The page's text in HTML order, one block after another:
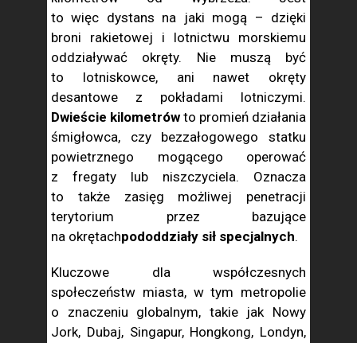
to więc dystans na jaki mogą – dzięki
broni rakietowej i lotnictwu morskiemu
oddziaływać okręty. Nie muszą być
to lotniskowce, ani nawet okręty
desantowe z pokładami lotniczymi.
Dwieście kilometrów to promień działania
śmigłowca, czy bezzałogowego statku
powietrznego mogącego operować
z fregaty lub niszczyciela. Oznacza
to także zasięg możliwej penetracji
terytorium przez bazujące
na okrętachpododdziały sił specjalnych.
Kluczowe dla współczesnych
społeczeństw miasta, w tym metropolie
o znaczeniu globalnym, takie jak Nowy
Jork, Dubaj, Singapur, Hongkong, Londyn,